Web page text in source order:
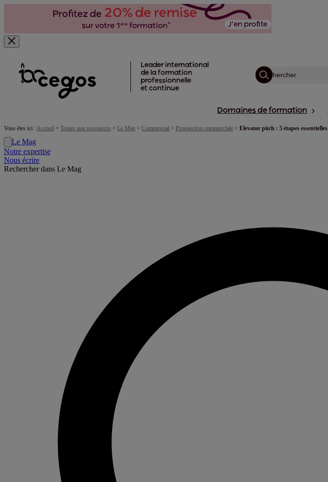
Leader international
de la formation
professionnelle
et continue
Domaines de formation
Vous êtes ici :Accueil > Toutes nos ressources > Le Mag > Commercial > Prospection commerciale > Elevator pitch : 5 étapes
Le Mag
Notre expertise
Nous écrire
Rechercher dans Le Mag